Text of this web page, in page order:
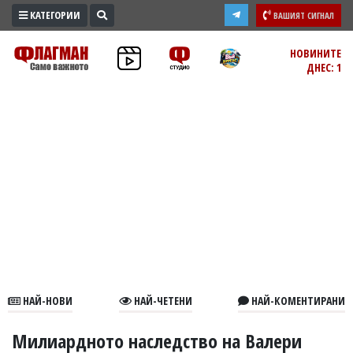
ПРОМО
ЗОНА
В
КАТЕГОРИИ ВАШИЯТ СИГНАЛ
НОВИНИТЕ
ДНЕС: 1
НАЙ-НОВИ НАЙ-ЧЕТЕНИ НАЙ-КОМЕНТИРАНИ
Милиардното наследство на Валери